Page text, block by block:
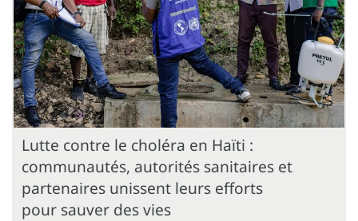
Lutte contre le choléra en Haïti :
communautés, autorités sanitaires et
partenaires unissent leurs efforts
pour sauver des vies